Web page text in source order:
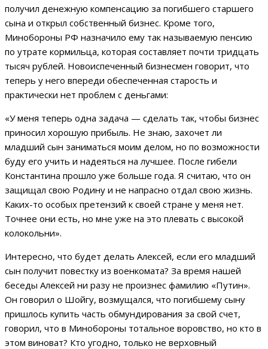
получил денежную компенсацию за погибшего старшего
сына и открыл собственный бизнес. Кроме того,
Минобороны РФ назначило ему так называемую пенсию
по утрате кормильца, которая составляет почти тридцать
тысяч рублей. Новоиспеченный бизнесмен говорит, что
теперь у него впереди обеспеченная старость и
практически нет проблем с деньгами:
«У меня теперь одна задача — сделать так, чтобы бизнес
приносил хорошую прибыль. Не знаю, захочет ли
младший сын заниматься моим делом, но по возможности
буду его учить и надеяться на лучшее. После гибели
Константина прошло уже больше года. Я считаю, что он
защищал свою Родину и не напрасно отдал свою жизнь.
Каких-то особых претензий к своей стране у меня нет.
Точнее они есть, но мне уже на это плевать с высокой
колокольни».
Интересно, что будет делать Алексей, если его младший
сын получит повестку из военкомата? За время нашей
беседы Алексей ни разу не произнес фамилию «Путин».
Он говорил о Шойгу, возмущался, что погибшему сыну
пришлось купить часть обмундирования за свой счет,
говорил, что в Минобороны тотальное воровство, но кто в
этом виноват? Кто угодно, только не верховный